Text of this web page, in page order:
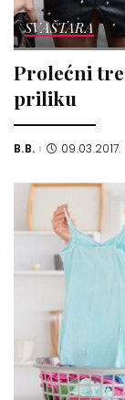
SVAŠTARA
Prolećni
priliku
Posted
B.B. 09.03.2017.